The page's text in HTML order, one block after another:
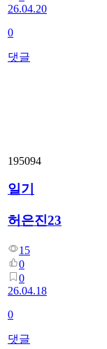
26.04.20
0
댓글
195094
일기
허은진23
15
0
0
26.04.18
0
댓글